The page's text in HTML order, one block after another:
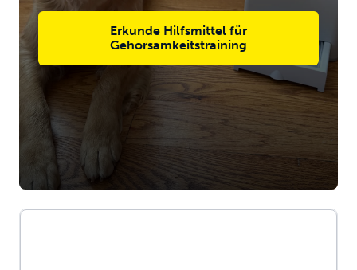
Erkunde Hilfsmittel für
Gehorsamkeitstraining